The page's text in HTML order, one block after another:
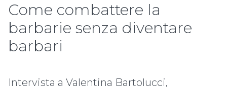
Come combattere la
barbarie senza diventare
barbari
Intervista a Valentina Bartolucci,